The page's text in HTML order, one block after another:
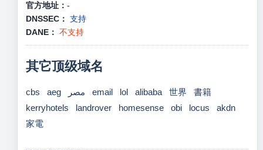
官方地址： -
DNSSEC： 支持
DANE： 不支持
其它顶级域名
cbs aeg مصر email lol alibaba 世界
書籍
kerryhotels
landrover homesense obi locus
akdn
家電